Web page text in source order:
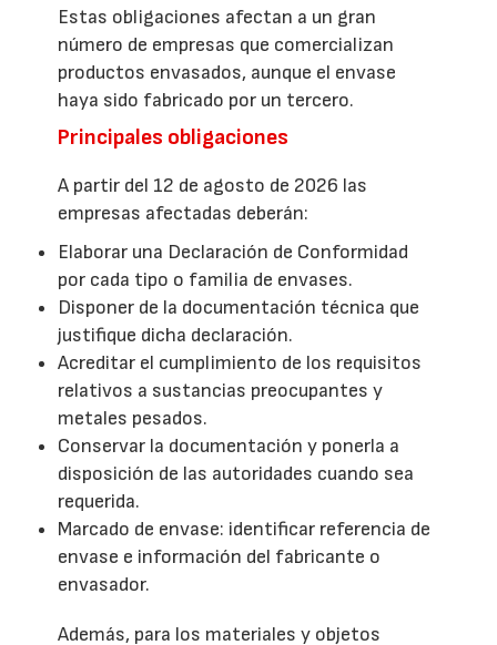
Estas obligaciones afectan a un gran
número de empresas que comercializan
productos envasados, aunque el envase
haya sido fabricado por un tercero.
Principales obligaciones
A partir del 12 de agosto de 2026 las
empresas afectadas deberán:
Elaborar una Declaración de Conformidad
por cada tipo o familia de envases.
Disponer de la documentación técnica que
justifique dicha declaración.
Acreditar el cumplimiento de los requisitos
relativos a sustancias preocupantes y
metales pesados.
Conservar la documentación y ponerla a
disposición de las autoridades cuando sea
requerida.
Marcado de envase: identificar referencia de
envase e información del fabricante o
envasador.
Además, para los materiales y objetos